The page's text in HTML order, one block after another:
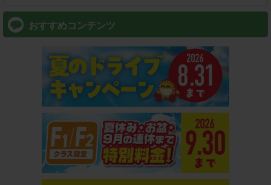
おすすめコンテンツ